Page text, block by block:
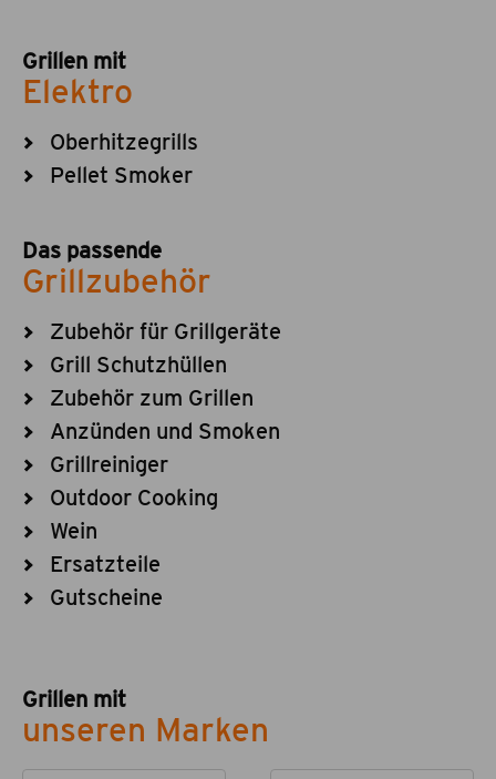
Grillen mit
Elektro
Oberhitzegrills
Pellet Smoker
Das passende
Grillzubehör
Zubehör für Grillgeräte
Grill Schutzhüllen
Zubehör zum Grillen
Anzünden und Smoken
Grillreiniger
Outdoor Cooking
Wein
Ersatzteile
Gutscheine
Grillen mit
unseren Marken